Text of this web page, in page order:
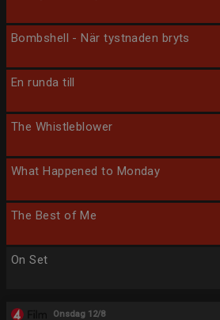
Bombshell - När tystnaden bryts
En runda till
The Whistleblower
What Happened to Monday
The Best of Me
On Set
Onsdag 12/8